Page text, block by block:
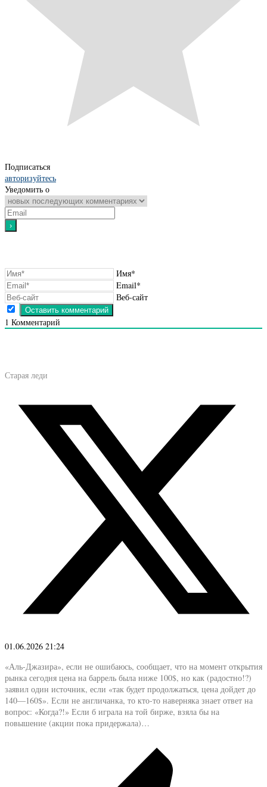
Подписаться
авторизуйтесь
Уведомить о
Имя*
Email*
Веб-сайт
1 Комментарий
Старая леди
01.06.2026 21:24
«Аль-Джазира», если не ошибаюсь, сообщает, что на момент открытия
рынка сегодня цена на баррель была ниже 100$, но как (радостно!?)
заявил один источник, если «так будет продолжаться, цена дойдет до
140—160$». Если не англичанка, то кто-то наверняка знает ответ на
вопрос: «Когда?!» Если б играла на той бирже, взяла бы на
повышение (акции пока придержала)…